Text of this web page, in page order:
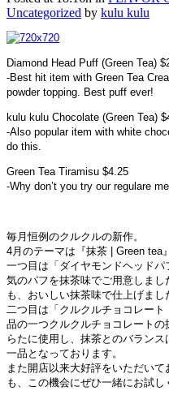
Uncategorized by kulu kulu
Diamond Head Puff (Green Tea)
-Best hit item with Green Tea
powder topping. Best puff ever!
kulu kulu Chocolate (Green Tea)
-Also popular item with white
do this.
Green Tea Tiramisu $4.25
-Why don’t you try our regulare
毎月恒例のクルクルの新作。
4月のテーマは『抹茶 | Green tea
一つ目は「ダイヤモンドヘッド
気のパフを抹茶味でご用意しま
も、おいしい抹茶味で仕上げまし
二つ目は「クルクルチョコレー
品の一つクルクルチョコレート
らたに使用し、抹茶とのバラン
一品となっております。
また開店以来大好評をいただいて
も、この機会にぜひ一緒にお試し